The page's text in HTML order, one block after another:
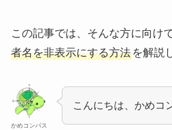
この記事では、そんな方に向けて
者名を非表示にする方法を解説
かめコンパス
こんにちは、かめコ